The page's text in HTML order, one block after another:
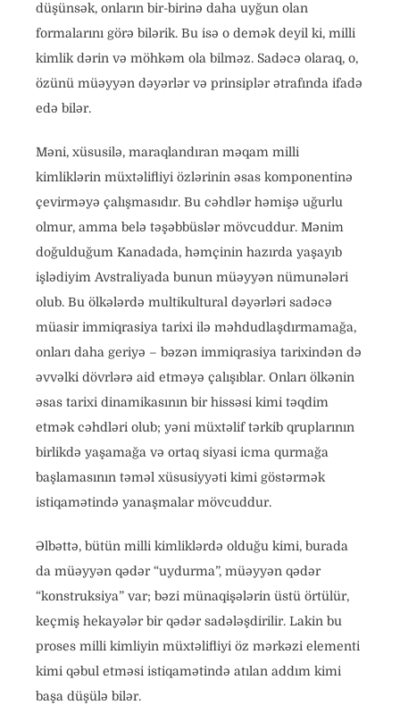
düşünsək, onların bir-birinə daha uyğun olan
formalarını görə bilərik. Bu isə o demək deyil ki, milli
kimlik dərin və möhkəm ola bilməz. Sadəcə olaraq, o,
özünü müəyyən dəyərlər və prinsiplər ətrafında ifadə
edə bilər.
Məni, xüsusilə, maraqlandıran məqam milli
kimliklərin müxtəlifliyi özlərinin əsas komponentinə
çevirməyə çalışmasıdır. Bu cəhdlər həmişə uğurlu
olmur, amma belə təşəbbüslər mövcuddur. Mənim
doğulduğum Kanadada, həmçinin hazırda yaşayıb
işlədiyim Avstraliyada bunun müəyyən nümunələri
olub. Bu ölkələrdə multikultural dəyərləri sadəcə
müasir immiqrasiya tarixi ilə məhdudlaşdırmamağa,
onları daha geriyə – bəzən immiqrasiya tarixindən də
əvvəlki dövrlərə aid etməyə çalışıblar. Onları ölkənin
əsas tarixi dinamikasının bir hissəsi kimi təqdim
etmək cəhdləri olub; yəni müxtəlif tərkib qruplarının
birlikdə yaşamağa və ortaq siyasi icma qurmağa
başlamasının təməl xüsusiyyəti kimi göstərmək
istiqamətində yanaşmalar mövcuddur.
Əlbəttə, bütün milli kimliklərdə olduğu kimi, burada
da müəyyən qədər “uydurma”, müəyyən qədər
“konstruksiya” var; bəzi münaqişələrin üstü örtülür,
keçmiş hekayələr bir qədər sadələşdirilir. Lakin bu
proses milli kimliyin müxtəlifliyi öz mərkəzi elementi
kimi qəbul etməsi istiqamətində atılan addım kimi
başa düşülə bilər.